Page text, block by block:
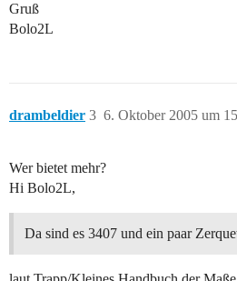
Gruß
Bolo2L
drambeldier 6. Oktober 2005 um
3
Wer bietet mehr?
Hi Bolo2L,
Da sind es 3407 und ein paar